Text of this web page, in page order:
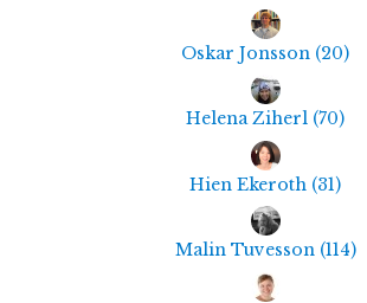
Oskar Jonsson (20)
Helena Ziherl (70)
Hien Ekeroth (31)
Malin Tuvesson (114)